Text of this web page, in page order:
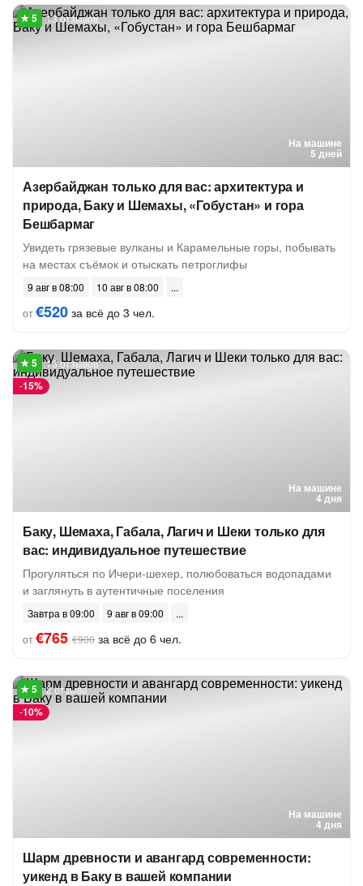
На машине
5 дней
13 отзывов
Азербайджан только для вас: архитектура и
природа, Баку и Шемахы, «Гобустан» и гора
Бешбармаг
Увидеть грязевые вулканы и Карамельные горы, побывать
на местах съёмок и отыскать петроглифы
9 авг в 08:00
10 авг в 08:00
от€520 за всё до 3 чел.
На машине
4 дня
-15%
13 отзывов
Баку, Шемаха, Габала, Лагич и Шеки только для
вас: индивидуальное путешествие
Прогуляться по Ичери-шехер, полюбоваться водопадами
и заглянуть в аутентичные поселения
Завтра в 09:00
9 авг в 09:00
от€765 €900 за всё до 6 чел.
На машине
4 дня
-10%
2 отзыва
Шарм древности и авангард современности:
уикенд в Баку в вашей компании